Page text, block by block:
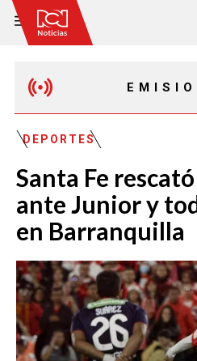
EMISIÓN
EMISIÓN
EMISIÓN 11:30 PM
DEPORTES
Santa Fe
ante Junior y
en Barranquilla